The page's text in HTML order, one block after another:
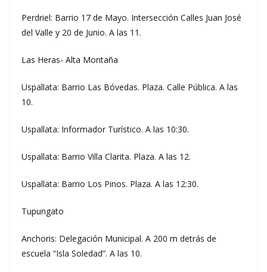
Perdriel: Barrio 17 de Mayo. Intersección Calles Juan José
del Valle y 20 de Junio. A las 11.
Las Heras- Alta Montaña
Uspallata: Barrio Las Bóvedas. Plaza. Calle Pública. A las
10.
Uspallata: Informador Turístico. A las 10:30.
Uspallata: Barrio Villa Clarita. Plaza. A las 12.
Uspallata: Barrio Los Pinos. Plaza. A las 12:30.
Tupungato
Anchoris: Delegación Municipal. A 200 m detrás de
escuela “Isla Soledad”. A las 10.